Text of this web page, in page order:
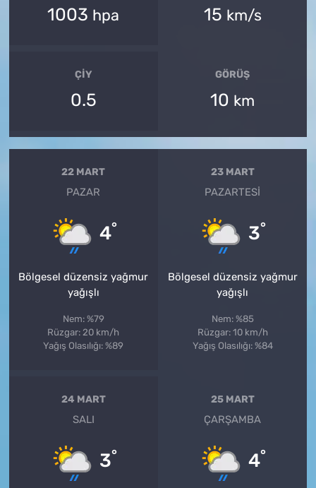
1003 hpa 15 km/s
ÇIY
0.5
GÖRÜŞ
10 km
22 MART
PAZAR
4°
Bölgesel düzensiz yağmur
yağışlı
Nem: %79
Rüzgar: 20 km/h
Yağış Olasılığı: %89
23 MART
PAZARTESI
3°
Bölgesel düzensiz yağmur
yağışlı
Nem: %85
Rüzgar: 10 km/h
Yağış Olasılığı: %84
24 MART
SALI
3°
25 MART
ÇARŞAMBA
4°